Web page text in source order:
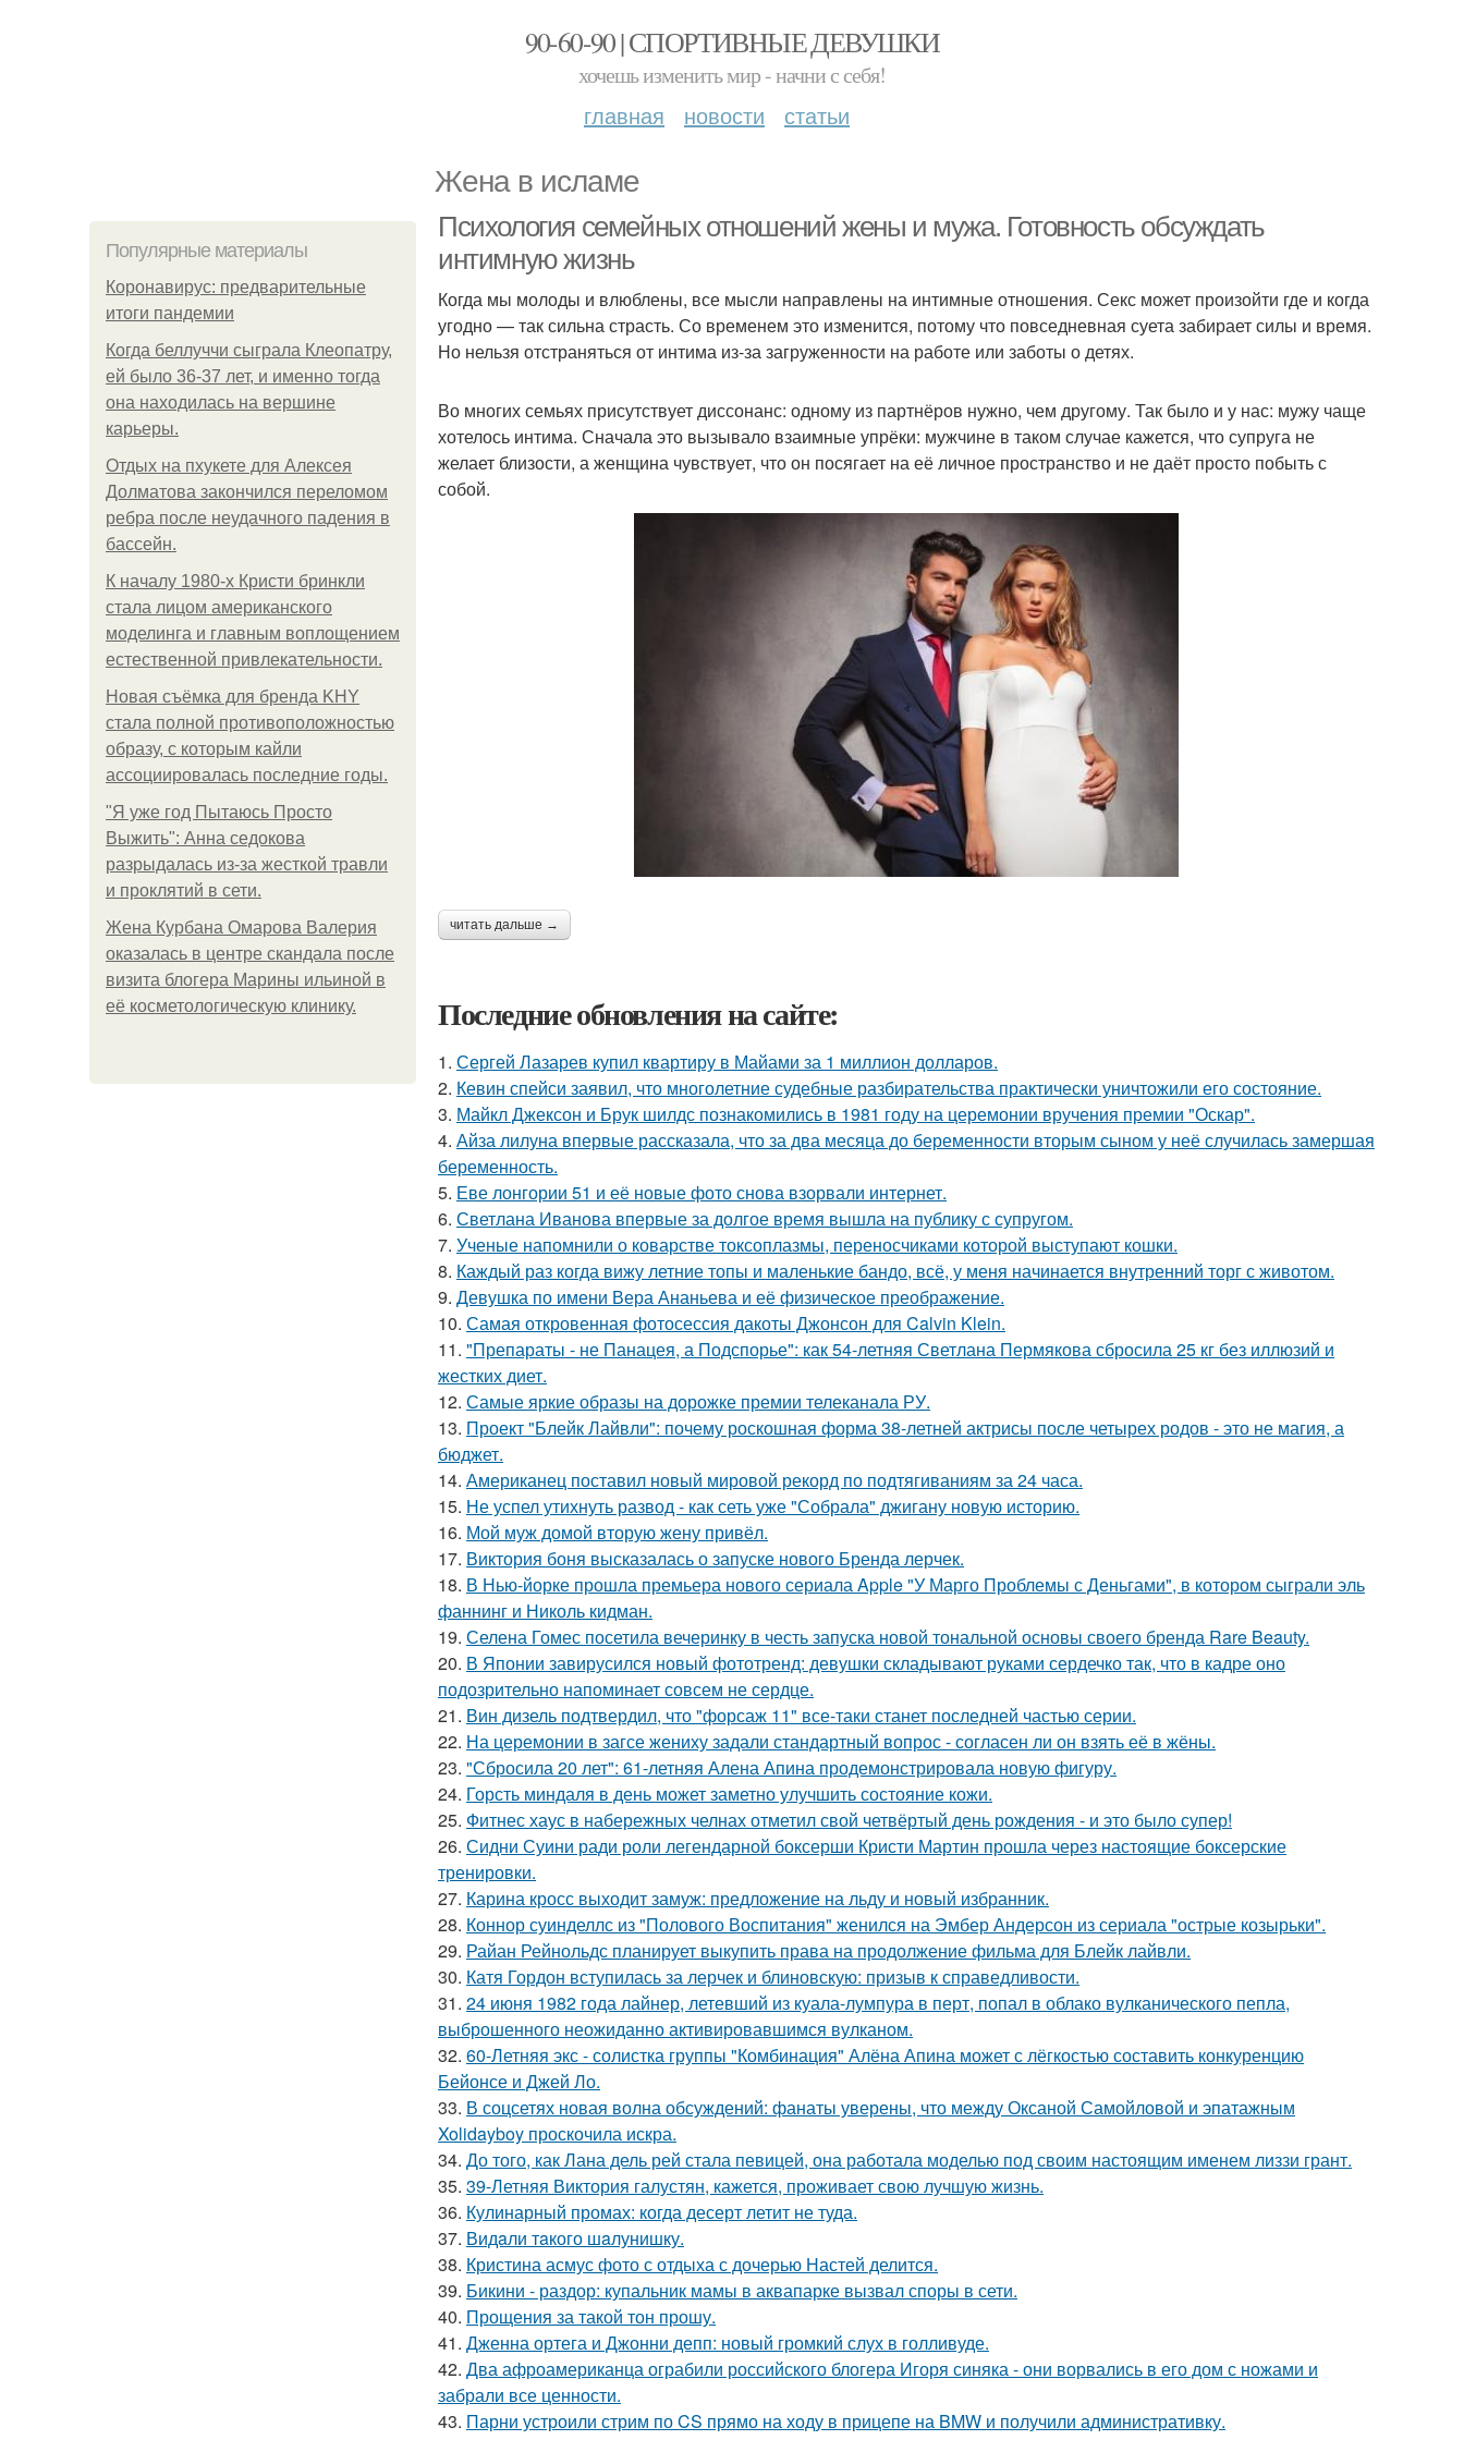
90-60-90 | СПОРТИВНЫЕ ДЕВУШКИ
хочешь изменить мир - начни с себя!
главная новости статьи
Жена в исламе
Популярные материалы
Коронавирус: предварительные
итоги пандемии
Когда беллуччи сыграла Клеопатру,
ей было 36-37 лет, и именно тогда
она находилась на вершине
карьеры.
Отдых на пхукете для Алексея
Долматова закончился переломом
ребра после неудачного падения в
бассейн.
К началу 1980-х Кристи бринкли
стала лицом американского
моделинга и главным воплощением
естественной привлекательности.
Новая съёмка для бренда KHY
стала полной противоположностью
образу, с которым кайли
ассоциировалась последние годы.
"Я уже год Пытаюсь Просто
Выжить": Анна седокова
разрыдалась из-за жесткой травли
и проклятий в сети.
Жена Курбана Омарова Валерия
оказалась в центре скандала после
визита блогера Марины ильиной в
её косметологическую клинику.
Психология семейных отношений жены и мужа. Готовность обсуждать
интимную жизнь
Когда мы молоды и влюблены, все мысли направлены на интимные отношения. Секс может произойти где и когда
угодно — так сильна страсть. Со временем это изменится, потому что повседневная суета забирает силы и время.
Но нельзя отстраняться от интима из‑за загруженности на работе или заботы о детях.
Во многих семьях присутствует диссонанс: одному из партнёров нужно, чем другому. Так было и у нас: мужу чаще
хотелось интима. Сначала это вызывало взаимные упрёки: мужчине в таком случае кажется, что супруга не
желает близости, а женщина чувствует, что он посягает на её личное пространство и не даёт просто побыть с
собой.
читать дальше →
Последние обновления на сайте:
1. Сергей Лазарев купил квартиру в Майами за 1 миллион долларов.
2. Кевин спейси заявил, что многолетние судебные разбирательства практически уничтожили его состояние.
3. Майкл Джексон и Брук шилдс познакомились в 1981 году на церемонии вручения премии "Оскар".
4. Айза лилуна впервые рассказала, что за два месяца до беременности вторым сыном у неё случилась замершая
беременность.
5. Еве лонгории 51 и её новые фото снова взорвали интернет.
6. Светлана Иванова впервые за долгое время вышла на публику с супругом.
7. Ученые напомнили о коварстве токсоплазмы, переносчиками которой выступают кошки.
8. Каждый раз когда вижу летние топы и маленькие бандо, всё, у меня начинается внутренний торг с животом.
9. Девушка по имени Вера Ананьева и её физическое преображение.
10. Самая откровенная фотосессия дакоты Джонсон для Calvin Klein.
11. "Препараты - не Панацея, а Подспорье": как 54-летняя Светлана Пермякова сбросила 25 кг без иллюзий и
жестких диет.
12. Самые яркие образы на дорожке премии телеканала РУ.
13. Проект "Блейк Лайвли": почему роскошная форма 38-летней актрисы после четырех родов - это не магия, а
бюджет.
14. Американец поставил новый мировой рекорд по подтягиваниям за 24 часа.
15. Не успел утихнуть развод - как сеть уже "Собрала" джигану новую историю.
16. Мой муж домой вторую жену привёл.
17. Виктория боня высказалась о запуске нового Бренда лерчек.
18. В Нью-йорке прошла премьера нового сериала Apple "У Марго Проблемы с Деньгами", в котором сыграли эль
фаннинг и Николь кидман.
19. Селена Гомес посетила вечеринку в честь запуска новой тональной основы своего бренда Rare Beauty.
20. В Японии завирусился новый фототренд: девушки складывают руками сердечко так, что в кадре оно
подозрительно напоминает совсем не сердце.
21. Вин дизель подтвердил, что "форсаж 11" все-таки станет последней частью серии.
22. На церемонии в загсе жениху задали стандартный вопрос - согласен ли он взять её в жёны.
23. "Сбросила 20 лет": 61-летняя Алена Апина продемонстрировала новую фигуру.
24. Горсть миндаля в день может заметно улучшить состояние кожи.
25. Фитнес хаус в набережных челнах отметил свой четвёртый день рождения - и это было супер!
26. Сидни Суини ради роли легендарной боксерши Кристи Мартин прошла через настоящие боксерские
тренировки.
27. Карина кросс выходит замуж: предложение на льду и новый избранник.
28. Коннор суинделлс из "Полового Воспитания" женился на Эмбер Андерсон из сериала "острые козырьки".
29. Райан Рейнольдс планирует выкупить права на продолжение фильма для Блейк лайвли.
30. Катя Гордон вступилась за лерчек и блиновскую: призыв к справедливости.
31. 24 июня 1982 года лайнер, летевший из куала-лумпура в перт, попал в облако вулканического пепла,
выброшенного неожиданно активировавшимся вулканом.
32. 60-Летняя экс - солистка группы "Комбинация" Алёна Апина может с лёгкостью составить конкуренцию
Бейонсе и Джей Ло.
33. В соцсетях новая волна обсуждений: фанаты уверены, что между Оксаной Самойловой и эпатажным
Xolidayboy проскочила искра.
34. До того, как Лана дель рей стала певицей, она работала моделью под своим настоящим именем лиззи грант.
35. 39-Летняя Виктория галустян, кажется, проживает свою лучшую жизнь.
36. Кулинарный промах: когда десерт летит не туда.
37. Видaли тaкого шaлунишку.
38. Кристина асмус фото с отдыха с дочерью Настей делится.
39. Бикини - раздор: купальник мамы в аквапарке вызвал споры в сети.
40. Прощения за такой тон прошу.
41. Дженна ортега и Джонни депп: новый громкий слух в голливуде.
42. Два афроамериканца ограбили российского блогера Игоря синяка - они ворвались в его дом с ножами и
забрали все ценности.
43. Парни устроили стрим по CS прямо на ходу в прицепе на BMW и получили административку.